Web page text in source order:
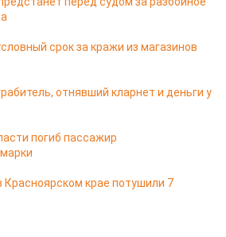
срок за кражи из магазинов
отнявший кларнет и деньги у
погиб пассажир
Красноярском крае потушили 7